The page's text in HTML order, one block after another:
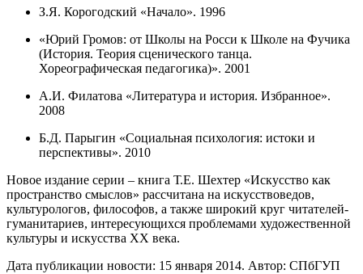
З.Я. Корогодский «Начало». 1996
«Юрий Громов: от Школы на Росси к Школе на Фучика
(История. Теория сценического танца.
Хореографическая педагогика)». 2001
А.И. Филатова «Литература и история. Избранное».
2008
Б.Д. Парыгин «Социальная психология: истоки и
перспективы». 2010
Новое издание серии – книга Т.Е. Шехтер «Искусство как
пространство смыслов» рассчитана на искусствоведов,
культурологов, философов, а также широкий круг читателей-
гуманитариев, интересующихся проблемами художественной
культуры и искусства ХХ века.
Дата публикации новости: 15 января 2014. Автор: СПбГУП